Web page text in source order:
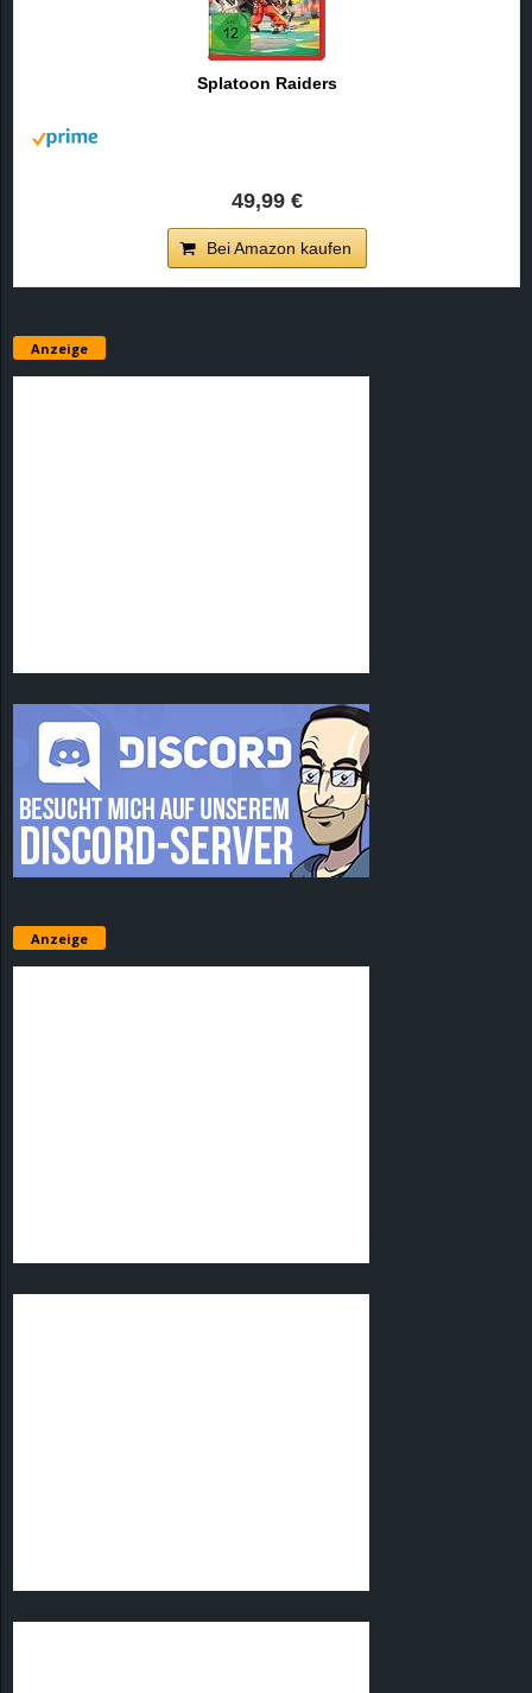
Splatoon Raiders
49,99 €
Bei Amazon kaufen
Anzeige
Anzeige